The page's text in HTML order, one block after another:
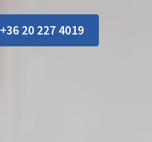
+36 20 227 4019